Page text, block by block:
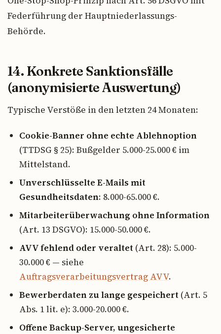
Federführung der Hauptniederlassungs-
Behörde.
14. Konkrete Sanktionsfälle
(anonymisierte Auswertung)
Typische Verstöße in den letzten 24 Monaten:
Cookie-Banner ohne echte Ablehnoption
(TTDSG § 25): Bußgelder 5.000-25.000 € im
Mittelstand.
Unverschlüsselte E-Mails mit
Gesundheitsdaten: 8.000-65.000 €.
Mitarbeiterüberwachung ohne Information
(Art. 13 DSGVO): 15.000-50.000 €.
AVV fehlend oder veraltet (Art. 28): 5.000-
30.000 € — siehe
Auftragsverarbeitungsvertrag AVV.
Bewerberdaten zu lange gespeichert (Art. 5
Abs. 1 lit. e): 3.000-20.000 €.
Offene Backup-Server, ungesicherte